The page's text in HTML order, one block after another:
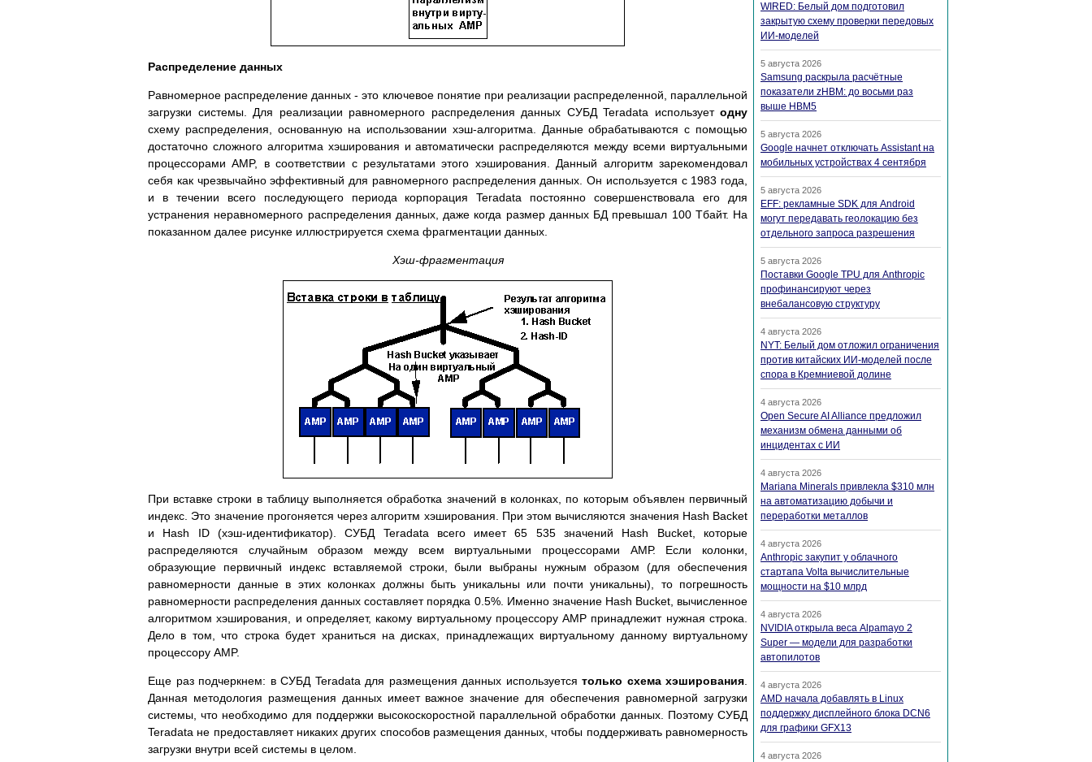
Распределение данных
Равномерное распределение данных - это ключевое понятие при реализации распределенной, параллельной
загрузки системы. Для реализации равномерного распределения данных СУБД Teradata использует одну
схему распределения, основанную на использовании хэш-алгоритма. Данные обрабатываются с помощью
достаточно сложного алгоритма хэширования и автоматически распределяются между всеми виртуальными
процессорами AMP, в соответствии с результатами этого хэширования. Данный алгоритм зарекомендовал
себя как чрезвычайно эффективный для равномерного распределения данных. Он используется с 1983 года,
и в течении всего последующего периода корпорация Teradata постоянно совершенствовала его для
устранения неравномерного распределения данных, даже когда размер данных БД превышал 100 Тбайт. На
показанном далее рисунке иллюстрируется схема фрагментации данных.
Хэш-фрагментация
При вставке строки в таблицу выполняется обработка значений в колонках, по которым объявлен первичный
индекс. Это значение прогоняется через алгоритм хэширования. При этом вычисляются значения Hash Backet
и Hash ID (хэш-идентификатор). СУБД Teradata всего имеет 65 535 значений Hash Bucket, которые
распределяются случайным образом между всем виртуальными процессорами АМР. Если колонки,
образующие первичный индекс вставляемой строки, были выбраны нужным образом (для обеспечения
равномерности данные в этих колонках должны быть уникальны или почти уникальны), то погрешность
равномерности распределения данных составляет порядка 0.5%. Именно значение Hash Bucket, вычисленное
алгоритмом хэширования, и определяет, какому виртуальному процессору AMP принадлежит нужная строка.
Дело в том, что строка будет храниться на дисках, принадлежащих виртуальному данному виртуальному
процессору AMP.
Еще раз подчеркнем: в СУБД Teradata для размещения данных используется только схема хэширования
Данная методология размещения данных имеет важное значение для обеспечения равномерной загрузки
системы, что необходимо для поддержки высокоскоростной параллельной обработки данных. Поэтому СУБД
Teradata не предоставляет никаких других способов размещения данных, чтобы поддерживать равномерность
загрузки внутри всей системы в целом.
WIRED: Белый дом подготовил
закрытую схему проверки передовых
ИИ-моделей
5 августа 2026
Samsung раскрыла расчётные
показатели zHBM: до восьми раз
выше HBM5
5 августа 2026
Google начнет отключать Assistant на
мобильных устройствах 4 сентября
5 августа 2026
EFF: рекламные SDK для Android
могут передавать геолокацию без
отдельного запроса разрешения
5 августа 2026
Поставки Google TPU для Anthropic
профинансируют через
внебалансовую структуру
4 августа 2026
NYT: Белый дом отложил ограничения
против китайских ИИ-моделей после
спора в Кремниевой долине
4 августа 2026
Open Secure AI Alliance предложил
механизм обмена данными об
инцидентах с ИИ
4 августа 2026
Mariana Minerals привлекла $310 млн
на автоматизацию добычи и
переработки металлов
4 августа 2026
Anthropic закупит у облачного
стартапа Volta вычислительные
мощности на $10 млрд
4 августа 2026
NVIDIA открыла веса Alpamayo 2
Super — модели для разработки
автопилотов
4 августа 2026
AMD начала добавлять в Linux
поддержку дисплейного блока DCN6
для графики GFX13
4 августа 2026